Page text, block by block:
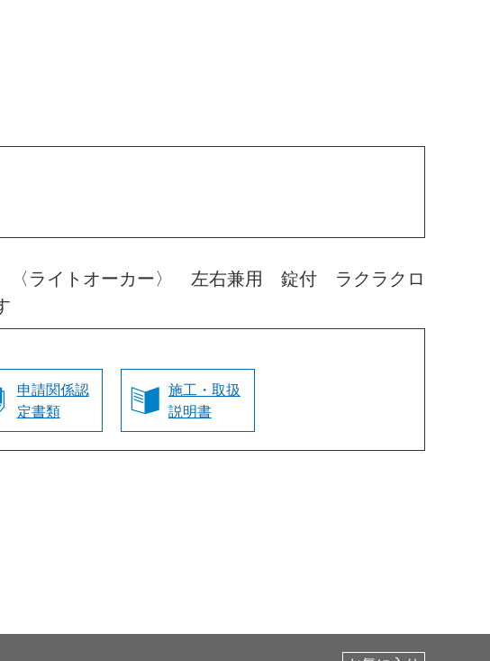
ライトオーカー〉 左右兼用 錠付 ラクラクロ
申請関係認
定書類
施工・取扱
説明書